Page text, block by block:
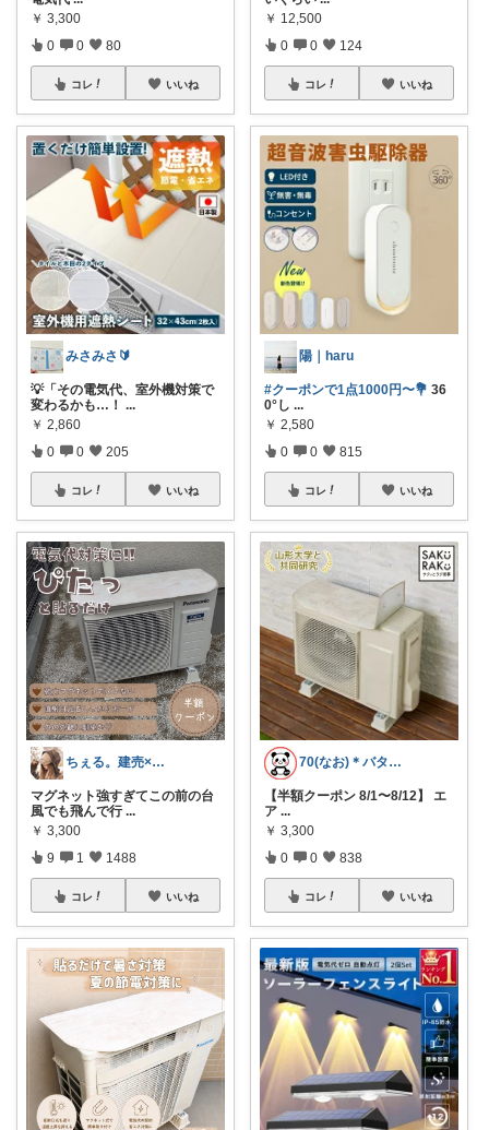
￥ 3,300
0 0 80
コレ いいね
みさみさ🔰
💡「その電気代、室外機対策で
変わるかも…！ ...
￥ 2,860
0 0 205
コレ いいね
ちぇる。建売×暖色お家づくり
マグネット強すぎてこの前の台
風でも飛んで行 ...
￥ 3,300
9 1 1488
コレ いいね
￥ 12,500
0 0 124
コレ いいね
陽｜haru
#クーポンで1点1000円〜💐 36
0°し ...
￥ 2,580
0 0 815
コレ いいね
70(なお)＊バタバタな毎日をご機嫌に♡
【半額クーポン 8/1〜8/12】 エ
ア ...
￥ 3,300
0 0 838
コレ いいね